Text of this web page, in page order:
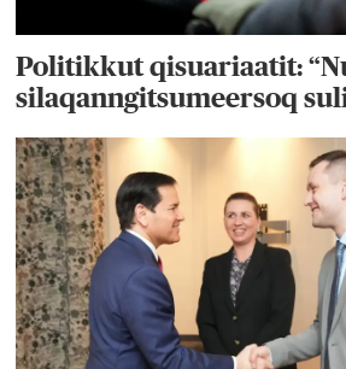
Politikkut qisuariaatit:
silaqanngitsumeersoq